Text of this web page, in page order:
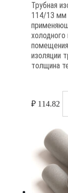
Трубная
114/13 мм
холодного
изоляции
толщина
₽ 114.82